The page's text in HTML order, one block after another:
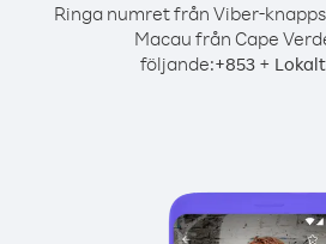
Ringa numret från Viber-
Macau från Cape
följande:+853+